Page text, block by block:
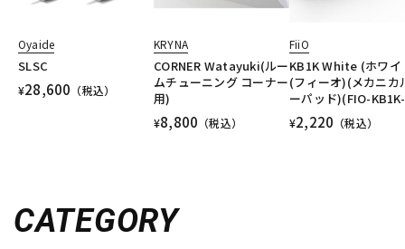
Oyaide
SLSC
¥28,600 （税込）
KRYNA
CORNER Watayuki(ルー
ムチューニング コーナー
用)
¥8,800 （税込）
FiiO
KB1K White (ホワイ
(フィーオ)(メカニカ
ーパッド)(FIO-
¥2,220 （税込）
CATEGORY